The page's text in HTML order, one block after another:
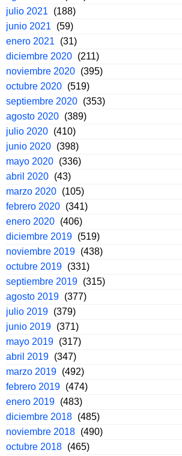
julio 2021
(188)
junio 2021
(59)
enero 2021
(31)
diciembre 2020 (211)
noviembre 2020 (395)
octubre 2020 (519)
septiembre 2020 (353)
agosto 2020 (389)
julio 2020 (410)
junio 2020 (398)
mayo 2020 (336)
abril 2020 (43)
marzo 2020 (105)
febrero 2020 (341)
enero 2020 (406)
diciembre 2019 (519)
noviembre 2019 (438)
octubre 2019 (331)
septiembre 2019 (315)
agosto 2019 (377)
julio 2019 (379)
junio 2019 (371)
mayo 2019 (317)
abril 2019 (347)
marzo 2019 (492)
febrero 2019 (474)
enero 2019 (483)
diciembre 2018 (485)
noviembre 2018 (490)
octubre 2018 (465)